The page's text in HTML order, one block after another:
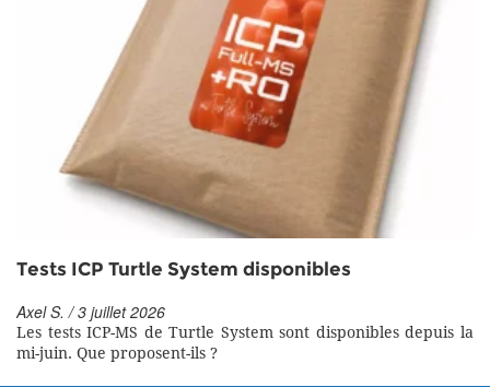
Tests ICP Turtle System disponibles
Axel S. / 3 juillet 2026
Les tests ICP-MS de Turtle System sont disponibles depuis la
mi-juin. Que proposent-ils ?